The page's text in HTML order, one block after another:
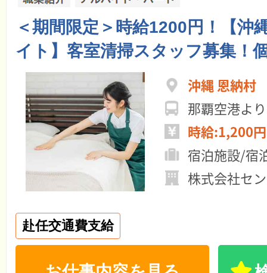
＜期間限定＞時給1200円！【沖
イト】客室清掃スタッフ募集！
沖縄 恩納村
那覇空港よ
時給:1,200
宿泊施設/宿
株式会社セ
赴任交通費支給